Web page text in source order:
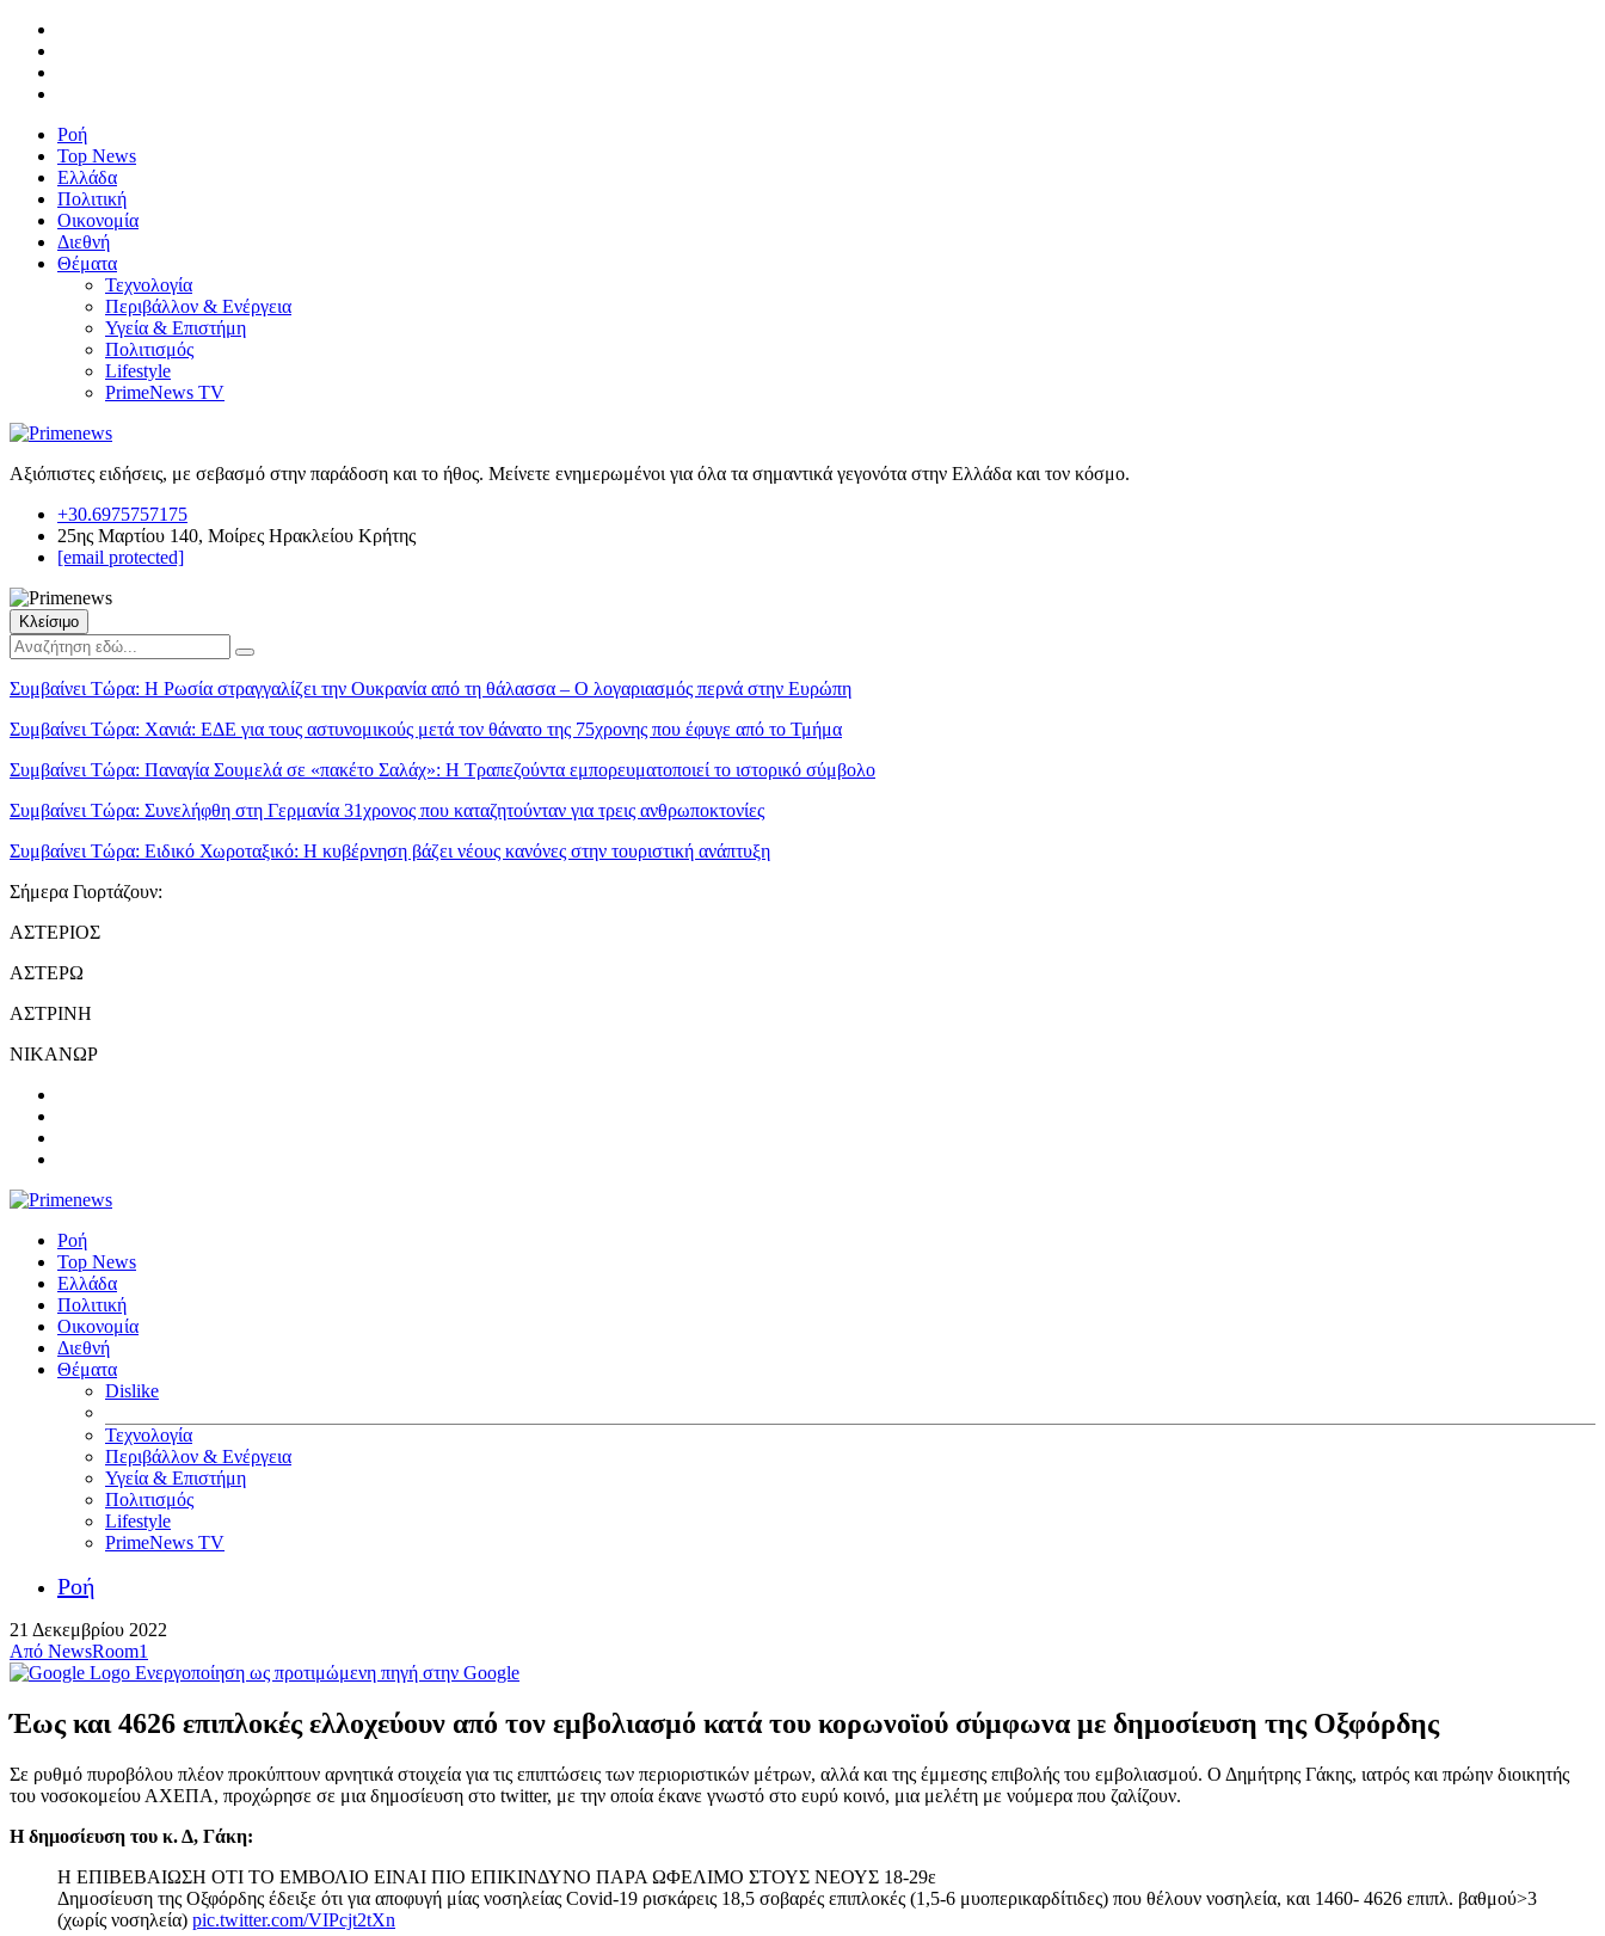
Ροή
Top News
Ελλάδα
Πολιτική
Οικονομία
Διεθνή
Θέματα
Τεχνολογία
Περιβάλλον & Ενέργεια
Υγεία & Επιστήμη
Πολιτισμός
Lifestyle
PrimeNews TV
Αξιόπιστες ειδήσεις, με σεβασμό στην παράδοση και το ήθος. Μείνετε ενημερωμένοι για όλα τα σημαντικά γεγονότα στην Ελλάδα και τον κόσμο.
+30.6975757175
25ης Μαρτίου 140, Μοίρες Ηρακλείου Κρήτης
[email protected]
Κλείσιμο
Συμβαίνει Τώρα: Η Ρωσία στραγγαλίζει την Ουκρανία από τη θάλασσα – Ο λογαριασμός περνά στην Ευρώπη
Συμβαίνει Τώρα: Χανιά: ΕΔΕ για τους αστυνομικούς μετά τον θάνατο της 75χρονης που έφυγε από το Τμήμα
Συμβαίνει Τώρα: Παναγία Σουμελά σε «πακέτο Σαλάχ»: Η Τραπεζούντα εμπορευματοποιεί το ιστορικό σύμβολο
Συμβαίνει Τώρα: Συνελήφθη στη Γερμανία 31χρονος που καταζητούνταν για τρεις ανθρωποκτονίες
Συμβαίνει Τώρα: Ειδικό Χωροταξικό: Η κυβέρνηση βάζει νέους κανόνες στην τουριστική ανάπτυξη
Σήμερα Γιορτάζουν:
ΑΣΤΕΡΙΟΣ
ΑΣΤΕΡΩ
ΑΣΤΡΙΝΗ
ΝΙΚΑΝΩΡ
Ροή
Top News
Ελλάδα
Πολιτική
Οικονομία
Διεθνή
Θέματα
Dislike
Τεχνολογία
Περιβάλλον & Ενέργεια
Υγεία & Επιστήμη
Πολιτισμός
Lifestyle
PrimeNews TV
Ροή
21 Δεκεμβρίου 2022
Από NewsRoom1
Ενεργοποίηση ως προτιμώμενη πηγή στην Google
Έως και 4626 επιπλοκές ελλοχεύουν από τον εμβολιασμό κατά του κορωνοϊού σύμφωνα με δημοσίευση της Οξφόρδης
Σε ρυθμό πυροβόλου πλέον προκύπτουν αρνητικά στοιχεία για τις επιπτώσεις των περιοριστικών μέτρων, αλλά και της έμμεσης επιβολής του εμβολιασμού. Ο Δημήτρης Γάκης, ιατρός και πρώην διοικητής
του νοσοκομείου ΑΧΕΠΑ, προχώρησε σε μια δημοσίευση στο twitter, με την οποία έκανε γνωστό στο ευρύ κοινό, μια μελέτη με νούμερα που ζαλίζουν.
Η δημοσίευση του κ. Δ, Γάκη:
Η ΕΠΙΒΕΒΑΙΩΣΗ ΟΤΙ ΤΟ ΕΜΒΟΛΙΟ ΕΙΝΑΙ ΠΙΟ ΕΠΙΚΙΝΔΥΝΟ ΠΑΡΑ ΩΦΕΛΙΜΟ ΣΤΟΥΣ ΝΕΟΥΣ 18-29ε
Δημοσίευση της Οξφόρδης έδειξε ότι για αποφυγή μίας νοσηλείας Covid-19 ρισκάρεις 18,5 σοβαρές επιπλοκές (1,5-6 μυοπερικαρδίτιδες) που θέλουν νοσηλεία, και 1460- 4626 επιπλ. βαθμού>3
(χωρίς νοσηλεία) pic.twitter.com/VIPcjt2tXn